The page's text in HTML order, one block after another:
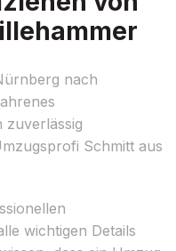
nach
zuverlässig
Schmitt aus
wichtigen Details